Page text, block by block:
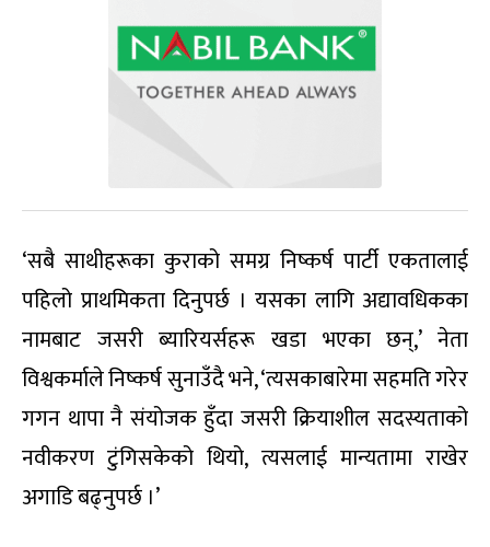
‘सबै साथीहरूका कुराको समग्र निष्कर्ष पार्टी एकतालाई
पहिलो प्राथमिकता दिनुपर्छ । यसका लागि अद्यावधिकका
नामबाट जसरी ब्यारियर्सहरू खडा भएका छन्,’ नेता
विश्वकर्माले निष्कर्ष सुनाउँदै भने, ‘त्यसकाबारेमा सहमति गरेर
गगन थापा नै संयोजक हुँदा जसरी क्रियाशील सदस्यताको
नवीकरण टुंगिसकेको थियो, त्यसलाई मान्यतामा राखेर
अगाडि बढ्नुपर्छ ।’